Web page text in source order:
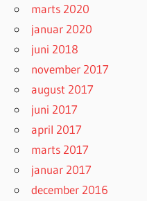
marts 2020
januar 2020
juni 2018
november 2017
august 2017
juni 2017
april 2017
marts 2017
januar 2017
december 2016